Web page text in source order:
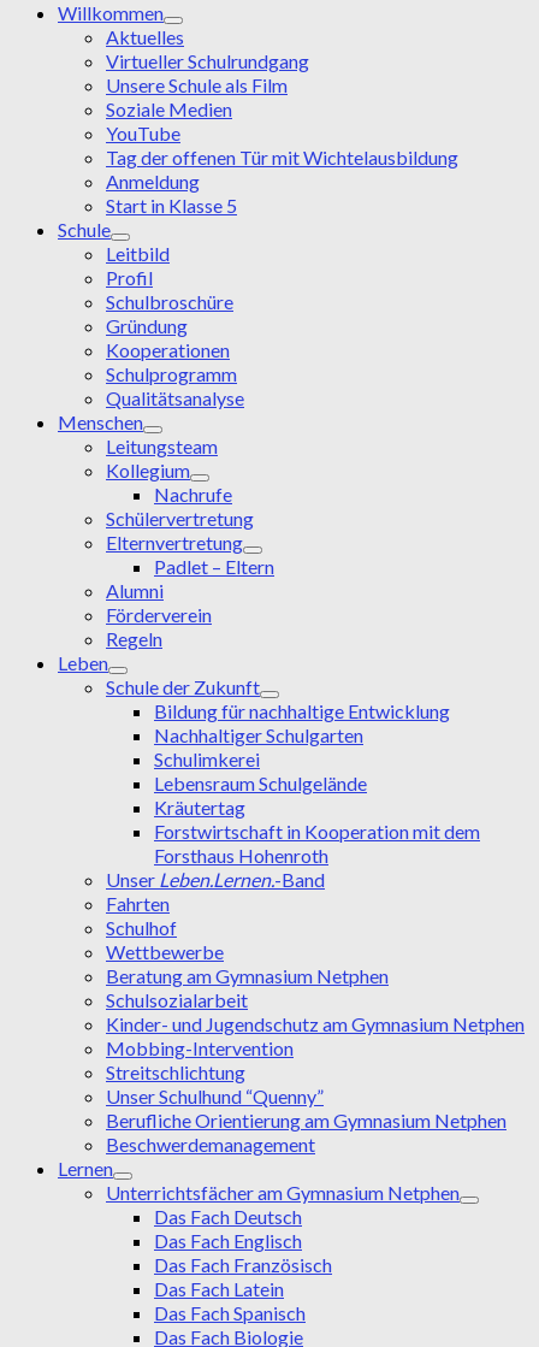
Willkommen
Aktuelles
Virtueller Schulrundgang
Unsere Schule als Film
Soziale Medien
YouTube
Tag der offenen Tür mit Wichtelausbildung
Anmeldung
Start in Klasse 5
Schule
Leitbild
Profil
Schulbroschüre
Gründung
Kooperationen
Schulprogramm
Qualitätsanalyse
Menschen
Leitungsteam
Kollegium
Nachrufe
Schülervertretung
Elternvertretung
Padlet – Eltern
Alumni
Förderverein
Regeln
Leben
Schule der Zukunft
Bildung für nachhaltige Entwicklung
Nachhaltiger Schulgarten
Schulimkerei
Lebensraum Schulgelände
Kräutertag
Forstwirtschaft in Kooperation mit dem
Forsthaus Hohenroth
Unser Leben.Lernen.-Band
Fahrten
Schulhof
Wettbewerbe
Beratung am Gymnasium Netphen
Schulsozialarbeit
Kinder- und Jugendschutz am Gymnasium Netphen
Mobbing-Intervention
Streitschlichtung
Unser Schulhund “Quenny”
Berufliche Orientierung am Gymnasium Netphen
Beschwerdemanagement
Lernen
Unterrichtsfächer am Gymnasium Netphen
Das Fach Deutsch
Das Fach Englisch
Das Fach Französisch
Das Fach Latein
Das Fach Spanisch
Das Fach Biologie